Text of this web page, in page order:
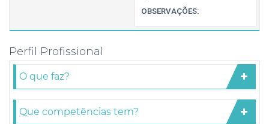
OBSERVAÇÕES:
Perfil Profissional
O que faz?
Que competências tem?